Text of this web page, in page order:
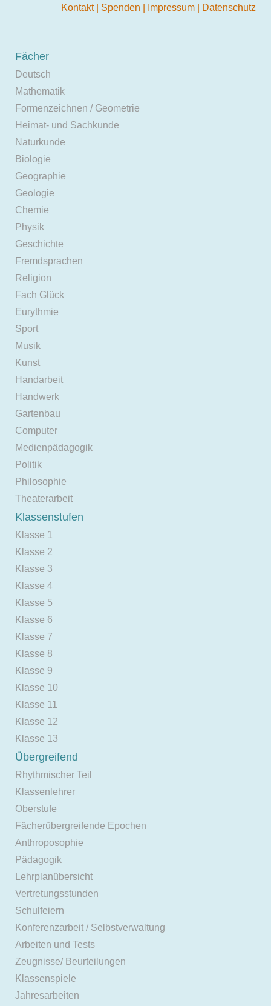
Kontakt Spenden Impressum Datenschutz
Fächer
Deutsch
Mathematik
Formenzeichnen / Geometrie
Heimat- und Sachkunde
Naturkunde
Biologie
Geographie
Geologie
Chemie
Physik
Geschichte
Fremdsprachen
Religion
Fach Glück
Eurythmie
Sport
Musik
Kunst
Handarbeit
Handwerk
Gartenbau
Computer
Medienpädagogik
Politik
Philosophie
Theaterarbeit
Klassenstufen
Klasse 1
Klasse 2
Klasse 3
Klasse 4
Klasse 5
Klasse 6
Klasse 7
Klasse 8
Klasse 9
Klasse 10
Klasse 11
Klasse 12
Klasse 13
Übergreifend
Rhythmischer Teil
Klassenlehrer
Oberstufe
Fächerübergreifende Epochen
Anthroposophie
Pädagogik
Lehrplanübersicht
Vertretungsstunden
Schulfeiern
Konferenzarbeit / Selbstverwaltung
Arbeiten und Tests
Zeugnisse/ Beurteilungen
Klassenspiele
Jahresarbeiten